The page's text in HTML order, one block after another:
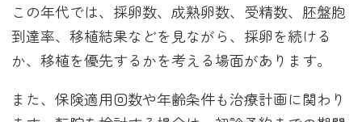
この年代では、採卵数、成熟卵数、受精数、胚盤胞
到達率、移植結果などを見ながら、採卵を続ける
か、移植を優先するかを考える場面があります。
また、保険適用回数や年齢条件も治療計画に関わり